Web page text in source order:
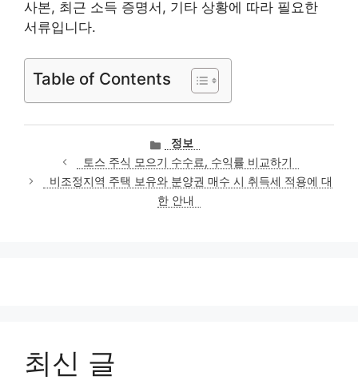
사본, 최근 소득 증명서, 기타 상황에 따라 필요한
서류입니다.
Table of Contents
카
테
고
리
정보
토스 주식 모으기 수수료, 수익률 비교하기
비조정지역 주택 보유와 분양권 매수 시 취득세 적용에 대
한 안내
최신 글